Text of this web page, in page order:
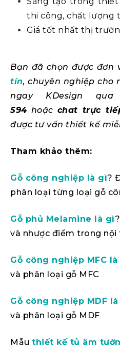
thi công, chất lượng
Giá tốt nhất thị
Bạn đã chọn được đơn
tín, chuyên nghiệp cho
ngay KDesign qua
594 hoặc chat trực
được tư vấn thiết kế
Tham khảo thêm:
Gỗ công nghiệp là gì?
phân loại từng loại gỗ
Gỗ phủ Melamine là gì
và nhược điểm trong nội
Gỗ công nghiệp MFC
và phân loại gỗ MFC
Gỗ công nghiệp MDF
và phân loại gỗ MDF
Mẫu thiết kế tủ âm